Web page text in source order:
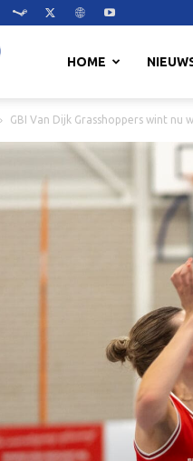
HOME
GBI Van Dijk Grasshoppers wint nu